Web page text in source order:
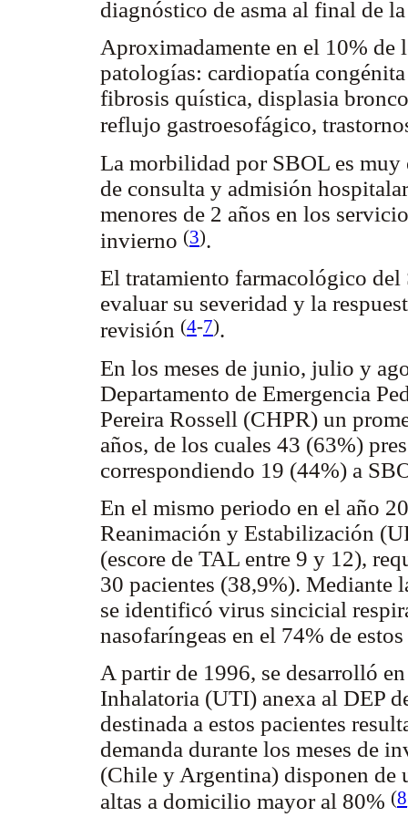
diagnóstico de asma al final de
Aproximadamente en el 10% de
patologías: cardiopatía
fibrosis quística, displasia
reflujo gastroesofágico,
La morbilidad por SBOL es
de consulta y admisión
menores de 2 años en los
invierno (3).
El tratamiento farmacológico
evaluar su severidad y la
revisión (4-7).
En los meses de junio, julio y
Departamento de Emergencia
Pereira Rossell (CHPR) un
años, de los cuales 43 (63%)
correspondiendo 19 (44%) a
En el mismo periodo en el año
Reanimación y Estabilización
(escore de TAL entre 9 y 12),
30 pacientes (38,9%). Mediante
se identificó virus sincicial
nasofaríngeas en el 74% de
A partir de 1996, se desarrolló
Inhalatoria (UTI) anexa al DEP
destinada a estos pacientes
demanda durante los meses de
(Chile y Argentina) disponen de
altas a domicilio mayor al 80% (8